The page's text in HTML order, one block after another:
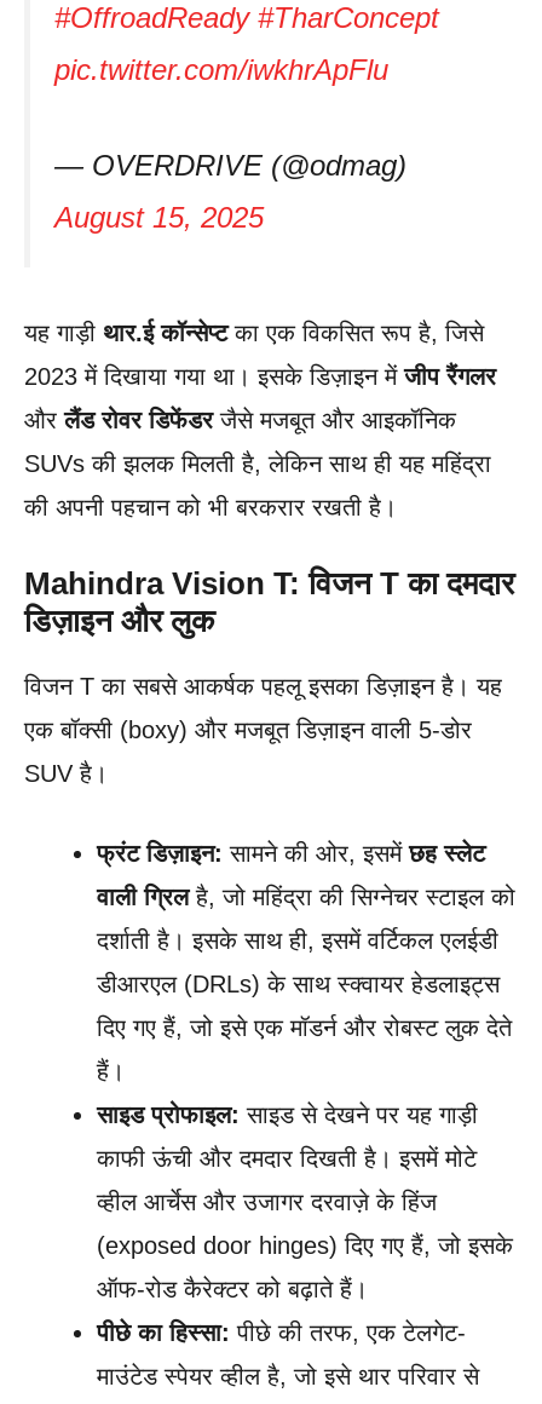
#OffroadReady #TharConcept
pic.twitter.com/iwkhrApFlu
— OVERDRIVE (@odmag)
August 15, 2025
यह गाड़ी थार.ई कॉन्सेप्टका एक विकसित रूप है, जिसे
2023 में दिखाया गया था। इसके डिज़ाइन मेंजीप रैंगलर
औरलैंड रोवर डिफेंडरजैसे मजबूत और आइकॉनिक
SUVs की झलक मिलती है, लेकिन साथ ही यह महिंद्रा
की अपनी पहचान को भी बरकरार रखती है।
Mahindra Vision T: विजन T का दमदार
डिज़ाइन और लुक
विजन T का सबसे आकर्षक पहलू इसका डिज़ाइन है। यह
एक बॉक्सी (boxy) और मजबूत डिज़ाइन वाली 5-डोर
SUV है।
फ्रंट डिज़ाइन: सामने की ओर, इसमेंछह स्लेट
वाली ग्रिलहै, जो महिंद्रा की सिग्नेचर स्टाइल को
दर्शाती है। इसके साथ ही, इसमें वर्टिकल एलईडी
डीआरएल (DRLs) के साथ स्क्वायर हेडलाइट्स
दिए गए हैं, जो इसे एक मॉडर्न और रोबस्ट लुक देते
हैं।
साइड प्रोफाइल: साइड से देखने पर यह गाड़ी
काफी ऊंची और दमदार दिखती है। इसमें मोटे
व्हील आर्चेस और उजागर दरवाज़े के हिंज
(exposed door hinges) दिए गए हैं, जो इसके
ऑफ-रोड कैरेक्टर को बढ़ाते हैं।
पीछे का हिस्सा: पीछे की तरफ, एक टेलगेट-
माउंटेड स्पेयर व्हील है, जो इसे थार परिवार से